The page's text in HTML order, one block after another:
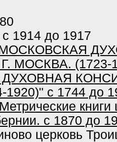
1914 до 1917
МОСКВА. (1723-
с 1744 до
книги
с 1870 до
церковь